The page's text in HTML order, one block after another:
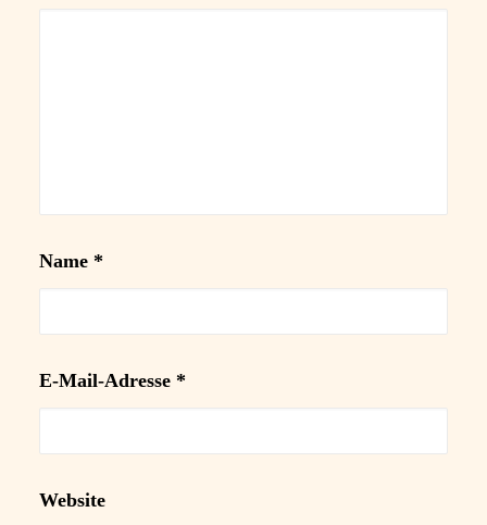
Name *
E-Mail-Adresse *
Website